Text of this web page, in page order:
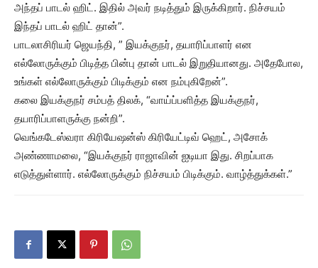
அந்தப் பாடல் ஹிட். இதில் அவர் நடித்தும் இருக்கிறார். நிச்சயம்
இந்தப் பாடல் ஹிட் தான்”.
பாடலாசிரியர் ஜெயந்தி, ” இயக்குநர், தயாரிப்பாளர் என
எல்லோருக்கும் பிடித்த பின்பு தான் பாடல் இறுதியானது. அதேபோல,
உங்கள் எல்லோருக்கும் பிடிக்கும் என நம்புகிறேன்”.
கலை இயக்குநர் சம்பத் திலக், “வாய்ப்பளித்த இயக்குநர்,
தயாரிப்பாளருக்கு நன்றி”.
வெங்கடேஸ்வரா கிரியேஷன்ஸ் கிரியேட்டிவ் ஹெட், அசோக்
அண்ணாமலை, “இயக்குநர் ராஜாவின் ஐடியா இது. சிறப்பாக
எடுத்துள்ளார். எல்லோருக்கும் நிச்சயம் பிடிக்கும். வாழ்த்துக்கள்.”